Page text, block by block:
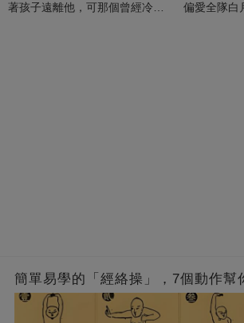
著孩子遠離他，可那個曾經冷漠
偏愛全隊白
簡單易學的「經絡操」，7個動作幫